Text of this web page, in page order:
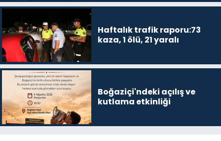
Haftalık trafik raporu:73
kaza, 1 ölü, 21 yaralı
Boğaziçi'ndeki açılış ve
kutlama etkinliği